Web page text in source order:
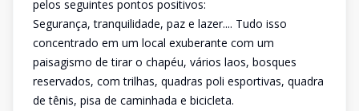
pelos seguintes pontos positivos:
Segurança, tranquilidade, paz e lazer.... Tudo isso
concentrado em um local exuberante com um
paisagismo de tirar o chapéu, vários laos, bosques
reservados, com trilhas, quadras poli esportivas, quadra
de tênis, pisa de caminhada e bicicleta.